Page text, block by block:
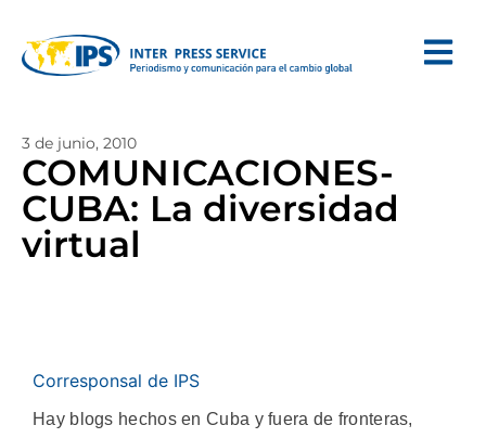
3 de junio, 2010
COMUNICACIONES-
CUBA: La diversidad
virtual
Corresponsal de IPS
Hay blogs hechos en Cuba y fuera de fronteras,